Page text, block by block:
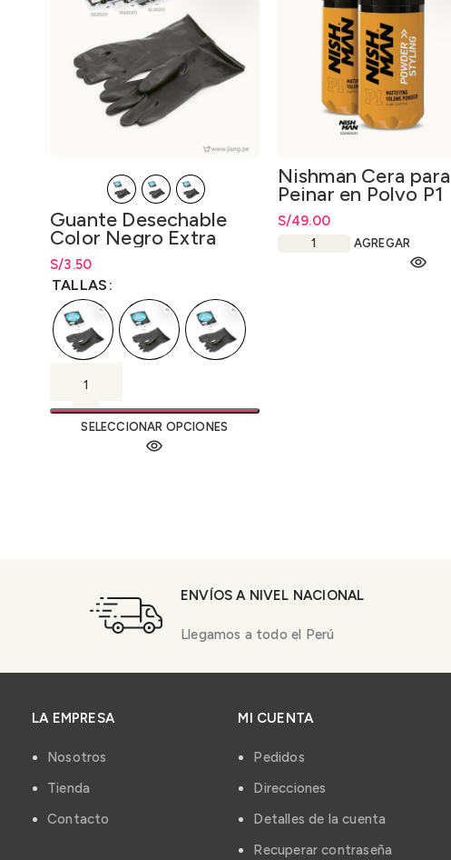
Guante Desechable
Color Negro Extra
Grueso
S/3.50
Rango de precios: desde
hasta S/3.50
TALLAS
SELECCIONAR OPCIONES
Nishman Cera para
Peinar en Polvo P1
Powder Hair Styling
Wax P1 20gr.
S/49.00
AGREGAR
ENVÍOS A NIVEL NACIONAL
Llegamos a todo el Perú
LA EMPRESA
Nosotros
Tienda
Contacto
MI CUENTA
Pedidos
Direcciones
Detalles de la cuenta
Recuperar contraseña